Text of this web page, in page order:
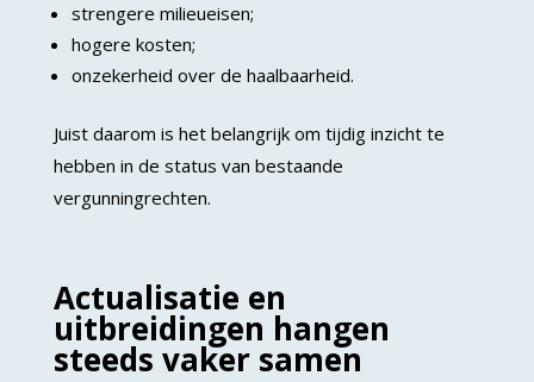
strengere milieueisen;
hogere kosten;
onzekerheid over de haalbaarheid.
Juist daarom is het belangrijk om tijdig inzicht te
hebben in de status van bestaande
vergunningrechten.
Actualisatie en
uitbreidingen hangen
steeds vaker samen